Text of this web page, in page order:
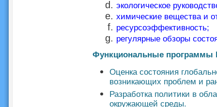
экологическое
химические вещества и
ресурсоэффективность;
регулярные обзоры
Функциональные
Оценка состояния
возникающих проблем и
Разработка политики в
окружающей среды.